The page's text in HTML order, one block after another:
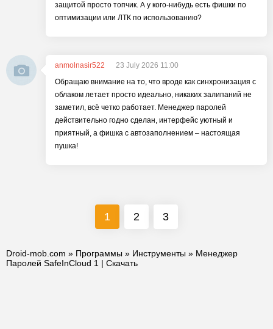
защитой просто топчик. А у кого-нибудь есть фишки по
оптимизации или ЛТК по использованию?
anmolnasir522
23 July 2026 11:00
Обращаю внимание на то, что вроде как синхронизация с
облаком летает просто идеально, никаких залипаний не
заметил, всё четко работает. Менеджер паролей
действительно годно сделан, интерфейс уютный и
приятный, а фишка с автозаполнением – настоящая
пушка!
1 2 3
Droid-mob.com » Программы » Инструменты » Менеджер
Паролей SafeInCloud 1 | Скачать